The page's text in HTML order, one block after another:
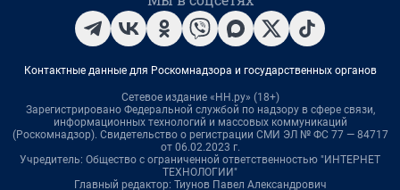
Контактные данные для Роскомнадзора и государственных органов
Сетевое издание «НН.ру» (18+)
Зарегистрировано Федеральной службой по надзору в сфере связи,
информационных технологий и массовых коммуникаций
(Роскомнадзор). Свидетельство о регистрации СМИ ЭЛ № ФС 77 — 84717
от 06.02.2023 г.
Учредитель: Общество с ограниченной ответственностью "ИНТЕРНЕТ
ТЕХНОЛОГИИ"
Главный редактор: Тиунов Павел Александрович